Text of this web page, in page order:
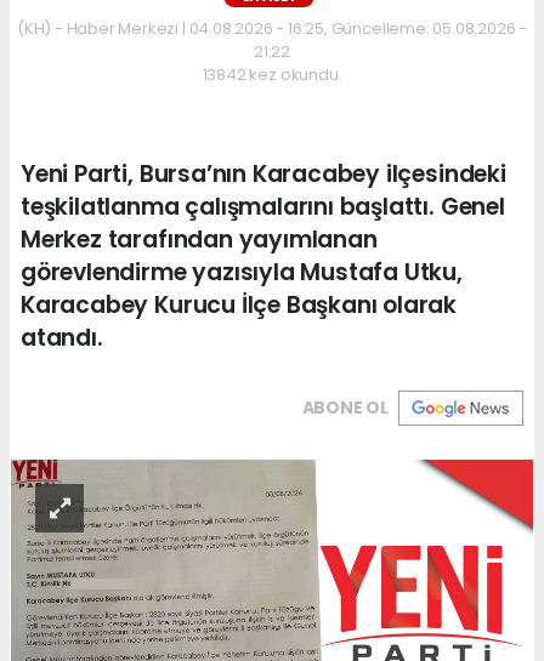
(KH) - Haber Merkezi | 04.08.2026 - 16:25, Güncelleme: 05.08.2026 -
21:22
13842 kez okundu.
Yeni Parti, Bursa’nın Karacabey ilçesindeki
teşkilatlanma çalışmalarını başlattı. Genel
Merkez tarafından yayımlanan
görevlendirme yazısıyla Mustafa Utku,
Karacabey Kurucu İlçe Başkanı olarak
atandı.
ABONE OL